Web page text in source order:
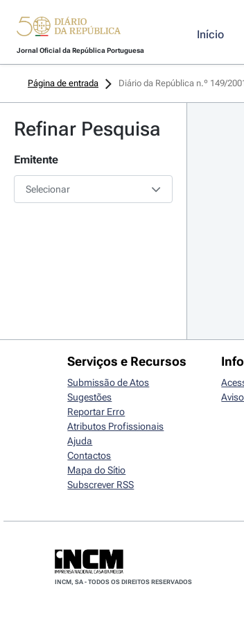
Jornal Oficial da República Portuguesa
Início
Página de entrada Diário da República n.º 149/
Refinar Pesquisa
Emitente
Selecionar
Serviços e Recursos
Submissão de Atos
Sugestões
Reportar Erro
Atributos Profissionais
Ajuda
Contactos
Mapa do Sítio
Subscrever RSS
INCM, SA - TODOS OS DIREITOS RESERVADOS